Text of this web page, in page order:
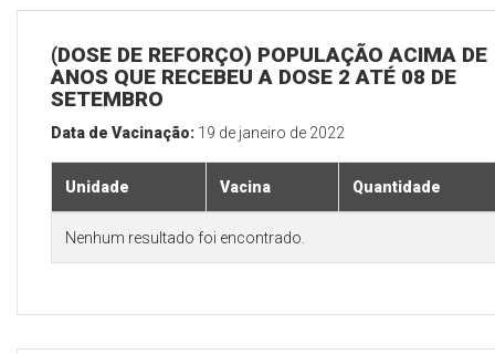
(DOSE DE REFORÇO) POPULAÇÃO ACIMA DE
ANOS QUE RECEBEU A DOSE 2 ATÉ 08 DE
SETEMBRO
Data de Vacinação: 19 de janeiro de 2022
Unidade Vacina Quantidade
Nenhum resultado foi encontrado.